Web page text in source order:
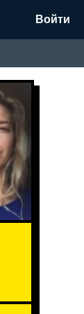
Войти